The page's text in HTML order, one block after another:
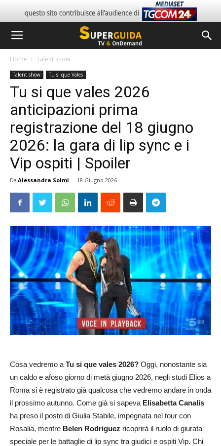
Home Talent show
Talent show Tu si que Vales
Tu si que vales 2026
anticipazioni prima
registrazione del 18 giugno
2026: la gara di lip sync e i
Vip ospiti | Spoiler
Da Alessandra Solmi - 18 Giugno 2026
Cosa vedremo a Tu si que vales 2026? Oggi, nonostante sia
un caldo e afoso giorno di metà giugno 2026, negli studi Elios a
Roma si è registrato già qualcosa che vedremo andare in onda
il prossimo autunno. Come già si sapeva Elisabetta Canalis
ha preso il posto di Giulia Stabile, impegnata nel tour con
Rosalia, mentre Belen Rodriguez ricoprirà il ruolo di giurata
speciale per le battaglie di lip sync tra giudici e ospiti Vip. Chi